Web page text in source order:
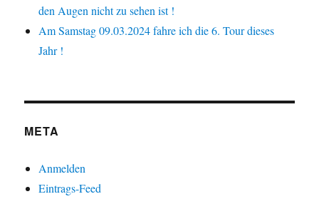
den Augen nicht zu sehen ist !
Am Samstag 09.03.2024 fahre ich die 6. Tour dieses
Jahr !
META
Anmelden
Eintrags-Feed